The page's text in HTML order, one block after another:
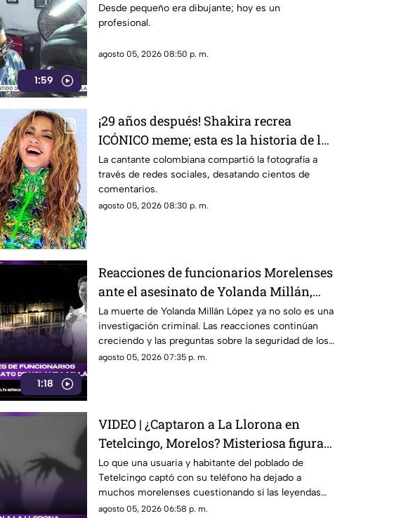
1:59
Desde pequeño era dibujante; hoy es un
profesional.
agosto 05, 2026 08:50 p. m.
¡29 años después! Shakira recrea
ICÓNICO meme; esta es la historia de la
fotografía
La cantante colombiana compartió la fotografía a
través de redes sociales, desatando cientos de
comentarios.
agosto 05, 2026 08:30 p. m.
1:18
Reacciones de funcionarios Morelenses
ante el asesinato de Yolanda Millán,
ayudante municipal de Tepetzingo
La muerte de Yolanda Millán López ya no solo es una
investigación criminal. Las reacciones continúan
creciendo y las preguntas sobre la seguridad de los
funcionarios municipales en Morelos son cada vez
agosto 05, 2026 07:35 p. m.
VIDEO | ¿Captaron a La Llorona en
Tetelcingo, Morelos? Misteriosa figura y
lamentos en Tetelcingo, Morelos,
estremecen las redes
Lo que una usuaria y habitante del poblado de
Tetelcingo captó con su teléfono ha dejado a
muchos morelenses cuestionando sí las leyendas
que se han contado de generación en generación
agosto 05, 2026 06:58 p. m.